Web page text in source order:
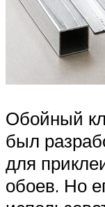
Обойный
был
для
обоев. Но